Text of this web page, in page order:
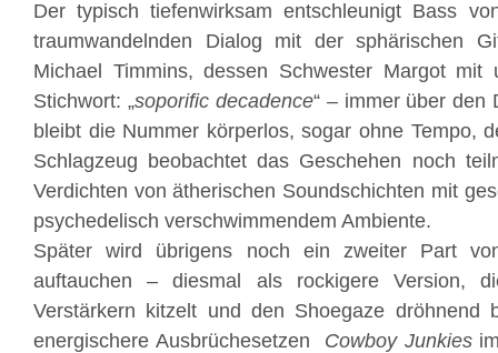
Der typisch tiefenwirksam entschleunigt Bass
traumwandelnden Dialog mit der sphärischen
Michael Timmins, dessen Schwester Margot mit
Stichwort: „soporific decadence“ – immer über den
bleibt die Nummer körperlos, sogar ohne Tempo,
Schlagzeug beobachtet das Geschehen noch
Verdichten von ätherischen Soundschichten mit
psychedelisch verschwimmendem Ambiente.
Später wird übrigens noch ein zweiter Part
auftauchen – diesmal als rockigere Version,
Verstärkern kitzelt und den Shoegaze dröhnend
energischere Ausbrüchesetzen Cowboy Junkies